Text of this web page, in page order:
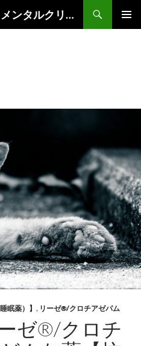
【精神科/心療内科】ららメンタルクリニック
眠薬）】 , リーゼ®/クロチアゼパム
ゼ®/クロチ